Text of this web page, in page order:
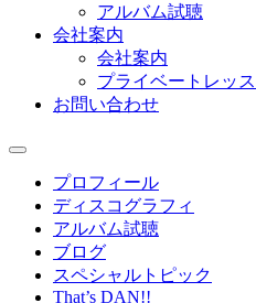
アルバム試聴
会社案内
会社案内
プライベートレッ
お問い合わせ
プロフィール
ディスコグラフィ
アルバム試聴
ブログ
スペシャルトピック
That’s DAN!!